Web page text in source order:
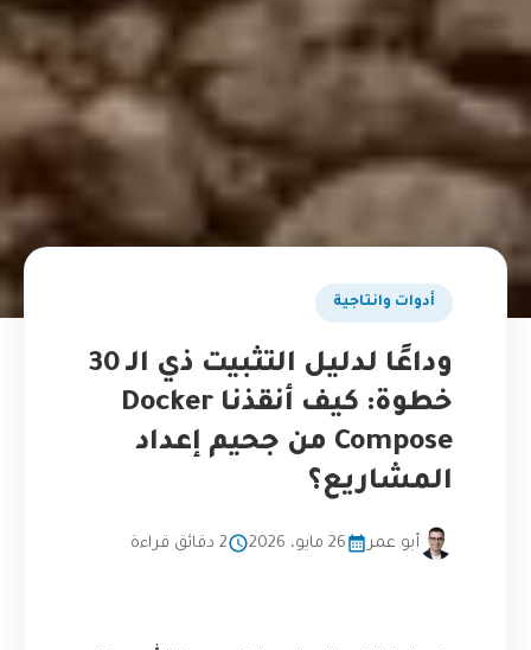
أدوات وانتاجية
وداعًا لدليل التثبيت ذي الـ 30
خطوة: كيف أنقذنا Docker
Compose من جحيم إعداد
المشاريع؟
أبو عمر 26 مايو، 2026 2 دقائق قراءة